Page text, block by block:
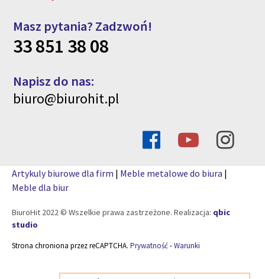
Masz pytania? Zadzwoń!
33 851 38 08
Napisz do nas:
biuro@biurohit.pl
Artykuly biurowe dla firm | Meble metalowe do biura |
Meble dla biur
BiuroHit 2022 © Wszelkie prawa zastrzeżone. Realizacja: qbic
studio
Strona chroniona przez reCAPTCHA. Prywatność-Warunki